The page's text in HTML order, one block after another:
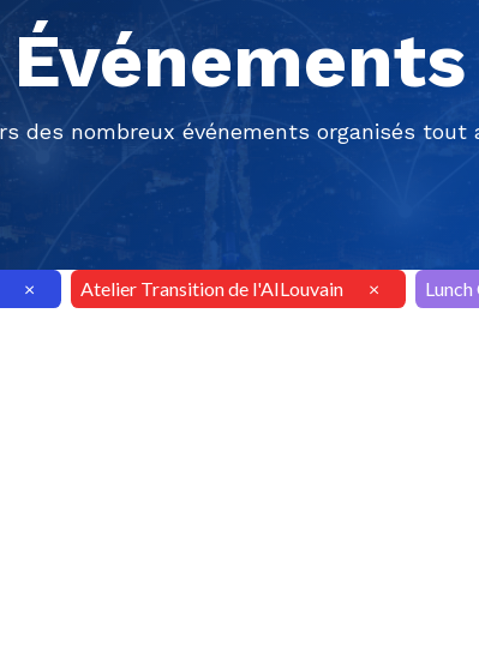
Événements
des nombreux événements organisés tout
× Atelier Transition de l'AILouvain ×